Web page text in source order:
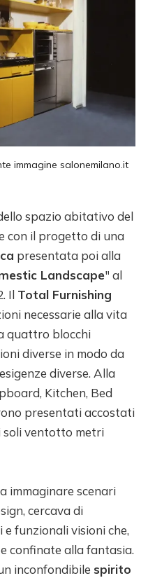
immagine salonemilano.it
spazio abitativo del
con il progetto di una
presentata poi alla
Landscape" al
Il Total Furnishing
necessarie alla vita
quattro blocchi
diverse in modo da
diverse. Alla
Kitchen, Bed
presentati accostati
soli ventotto metri
immaginare scenari
cercava di
funzionali visioni che,
confinate alla fantasia.
inconfondibile spirito